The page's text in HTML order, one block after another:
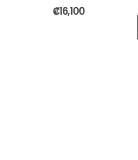
out of 5
₡16,100